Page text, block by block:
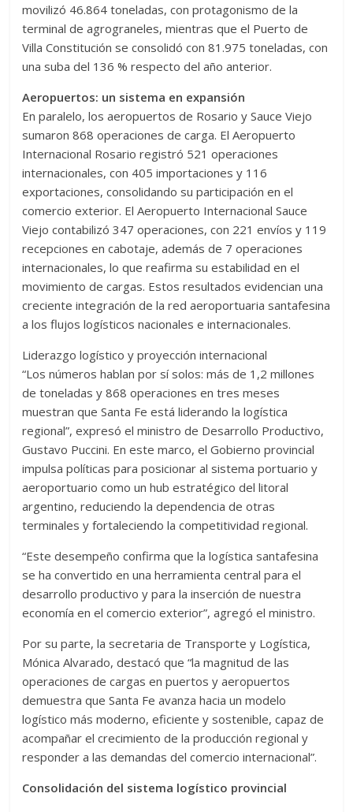
movilizó 46.864 toneladas, con protagonismo de la
terminal de agrograneles, mientras que el Puerto de
Villa Constitución se consolidó con 81.975 toneladas, con
una suba del 136 % respecto del año anterior.
Aeropuertos: un sistema en expansión
En paralelo, los aeropuertos de Rosario y Sauce Viejo
sumaron 868 operaciones de carga. El Aeropuerto
Internacional Rosario registró 521 operaciones
internacionales, con 405 importaciones y 116
exportaciones, consolidando su participación en el
comercio exterior. El Aeropuerto Internacional Sauce
Viejo contabilizó 347 operaciones, con 221 envíos y 119
recepciones en cabotaje, además de 7 operaciones
internacionales, lo que reafirma su estabilidad en el
movimiento de cargas. Estos resultados evidencian una
creciente integración de la red aeroportuaria santafesina
a los flujos logísticos nacionales e internacionales.
Liderazgo logístico y proyección internacional
“Los números hablan por sí solos: más de 1,2 millones
de toneladas y 868 operaciones en tres meses
muestran que Santa Fe está liderando la logística
regional”, expresó el ministro de Desarrollo Productivo,
Gustavo Puccini. En este marco, el Gobierno provincial
impulsa políticas para posicionar al sistema portuario y
aeroportuario como un hub estratégico del litoral
argentino, reduciendo la dependencia de otras
terminales y fortaleciendo la competitividad regional.
“Este desempeño confirma que la logística santafesina
se ha convertido en una herramienta central para el
desarrollo productivo y para la inserción de nuestra
economía en el comercio exterior”, agregó el ministro.
Por su parte, la secretaria de Transporte y Logística,
Mónica Alvarado, destacó que “la magnitud de las
operaciones de cargas en puertos y aeropuertos
demuestra que Santa Fe avanza hacia un modelo
logístico más moderno, eficiente y sostenible, capaz de
acompañar el crecimiento de la producción regional y
responder a las demandas del comercio internacional”.
Consolidación del sistema logístico provincial